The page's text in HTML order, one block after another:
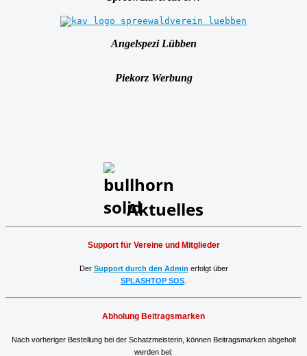
Angelspezi Lübben
Piekorz Werbung
Aktuelles
Support für Vereine und Mitglieder
Der Support durch den Admin erfolgt über
SPLASHTOP SOS
Abholung Beitragsmarken
Nach vorheriger Bestellungbei der Schatzmeisterin, können Beitragsmarken abgeholt
werden bei: